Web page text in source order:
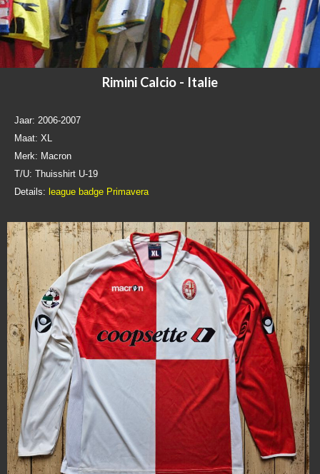
Rimini Calcio - Italie
Jaar: 2006-2007
Maat: XL
Merk: Macron
T/U: Thuisshirt U-19
Details: league badge Primavera